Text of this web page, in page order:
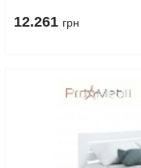
12.261 грн